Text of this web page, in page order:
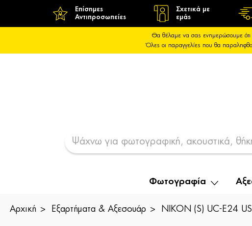
Επίσημες
Αντιπροσωπείες
Σχετικά με
εμάς
Θα θέλαμε να σας ενημερώσουμε
Όλες οι παραγγελίες που θα
Φωτογραφία
Αρχική Εξαρτήματα & Αξεσουάρ NIKON (S) UC-E24